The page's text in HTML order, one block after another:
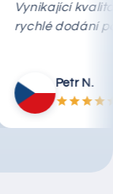
Vynikající
rychlé